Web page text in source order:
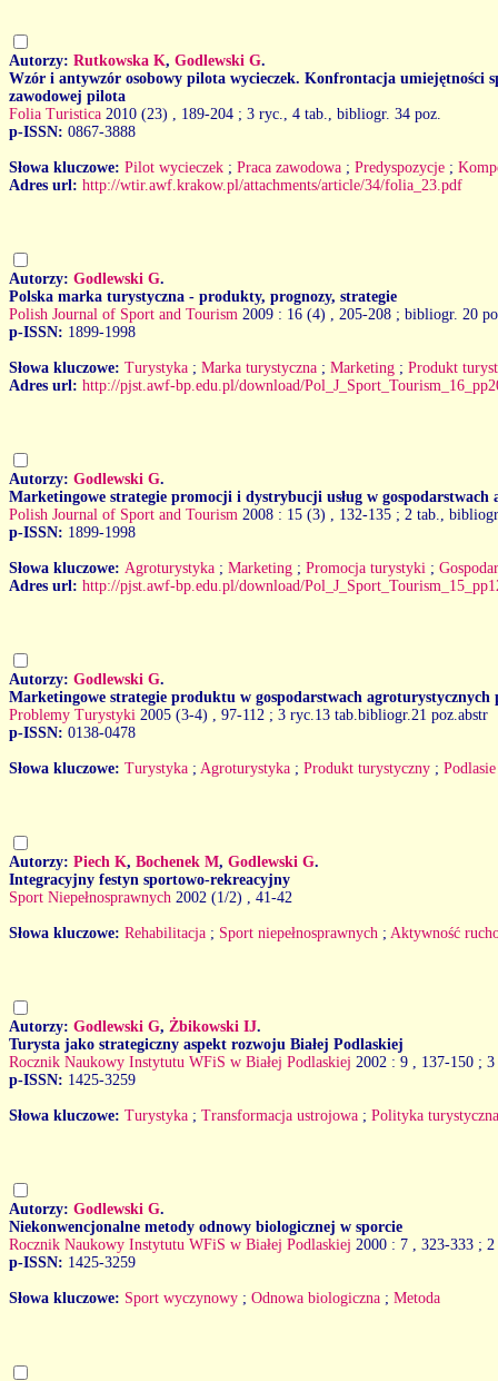
Autorzy: Rutkowska K, Godlewski G.
Wzór i antywzór osobowy pilota wycieczek. Konfrontacja umiejętności
zawodowej pilota
Folia Turistica 2010 (23)
, 189-204 ; 3 ryc., 4 tab., bibliogr. 34 poz.
p-ISSN: 0867-3888
Słowa kluczowe: Pilot wycieczek ; Praca zawodowa ; Predyspozycje ;
Adres url: http://wtir.awf.krakow.pl/attachments/article/34/folia_23.pdf
Autorzy: Godlewski G.
Polska marka turystyczna - produkty, prognozy, strategie
Polish Journal of Sport and Tourism 2009 : 16 (4)
, 205-208 ; bibliogr. 20
p-ISSN: 1899-1998
Słowa kluczowe: Turystyka ; Marka turystyczna ; Marketing ; Produkt
Adres url: http://pjst.awf-bp.edu.pl/download/
Autorzy: Godlewski G.
Marketingowe strategie promocji i dystrybucji usług w
Polish Journal of Sport and Tourism 2008 : 15 (3)
, 132-135 ; 2 tab.,
p-ISSN: 1899-1998
Słowa kluczowe: Agroturystyka ; Marketing ; Promocja turystyki ;
Adres url: http://pjst.awf-bp.edu.pl/download/
Autorzy: Godlewski G.
Marketingowe strategie produktu w gospodarstwach agroturystycznych
Problemy Turystyki 2005 (3-4)
, 97-112 ; 3 ryc.13 tab.bibliogr.21 poz.abstr
p-ISSN: 0138-0478
Słowa kluczowe: Turystyka ; Agroturystyka ; Produkt turystyczny ; Podlasie
Autorzy: Piech K, Bochenek M, Godlewski G.
Integracyjny festyn sportowo-rekreacyjny
Sport Niepełnosprawnych 2002 (1/2) , 41-42
Słowa kluczowe: Rehabilitacja ; Sport niepełnosprawnych ; Aktywność
Autorzy: Godlewski G, Żbikowski IJ.
Turysta jako strategiczny aspekt rozwoju Białej Podlaskiej
Rocznik Naukowy Instytutu WFiS w Białej Podlaskiej 2002 : 9
, 137-150 ;
p-ISSN: 1425-3259
Słowa kluczowe: Turystyka ; Transformacja ustrojowa ; Polityka turystyczna
Autorzy: Godlewski G.
Niekonwencjonalne metody odnowy biologicznej w sporcie
Rocznik Naukowy Instytutu WFiS w Białej Podlaskiej 2000 : 7
, 323-333 ;
p-ISSN: 1425-3259
Słowa kluczowe: Sport wyczynowy ; Odnowa biologiczna ; Metoda